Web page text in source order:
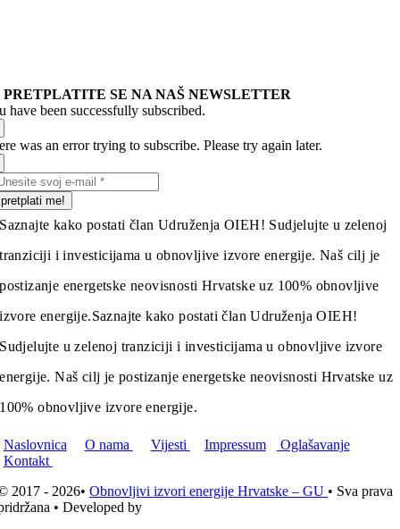
PRETPLATITE SE NA NAŠ NEWSLETTER
have been successfully subscribed.
was an error trying to subscribe. Please try again later.
pretplati me!
Saznajte kako postati član Udruženja OIEH! Sudjelujte u zelenoj
tranziciji i investicijama u obnovljive izvore energije. Naš cilj je
postizanje energetske neovisnosti Hrvatske uz 100% obnovljive
izvore energije.Saznajte kako postati član Udruženja OIEH!
Sudjelujte u zelenoj tranziciji i investicijama u obnovljive izvore
energije. Naš cilj je postizanje energetske neovisnosti Hrvatske uz
100% obnovljive izvore energije.
Naslovnica O nama Vijesti Impressum
Oglašavanje
Kontakt
2017 - 2026•Obnovljivi izvori energije Hrvatske – GU • Sva prava
• Developed by